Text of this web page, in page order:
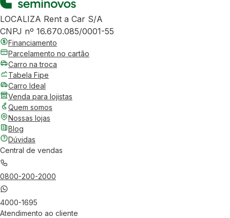
LOCALIZA Rent a Car S/A
CNPJ nº 16.670.085/0001-55
Financiamento
Parcelamento no cartão
Carro na troca
Tabela Fipe
Carro Ideal
Venda para lojistas
Quem somos
Nossas lojas
Blog
Dúvidas
Central de vendas
0800-200-2000
4000-1695
Atendimento ao cliente